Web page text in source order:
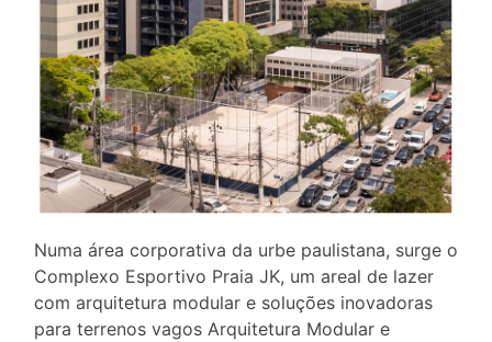
Numa área corporativa da urbe paulistana, surge o
Complexo Esportivo Praia JK, um areal de lazer
com arquitetura modular e soluções inovadoras
para terrenos vagos Arquitetura Modular e